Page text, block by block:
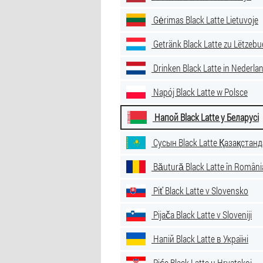
Gėrimas Black Latte Lietuvoje
Getränk Black Latte zu
Drinken Black Latte in
Napój Black Latte w Polsce
Напой Black Latte у Беларусі
Сусын Black Latte
Băutură Black Latte în
Piť Black Latte v Slovensko
Pijača Black Latte v Sloveniji
Напій Black Latte в Україні